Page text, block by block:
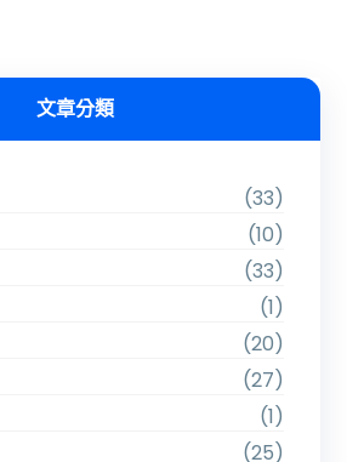
文章分類
(33)
(10)
(33)
(1)
(20)
(27)
(1)
(25)